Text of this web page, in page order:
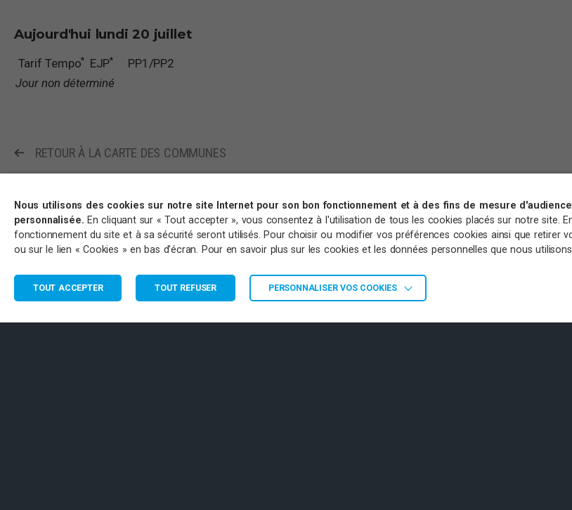
Aujourd'hui lundi 20 juillet
Tarif Tempo* EJP*
PP1/PP2
Jour non déterminé
RETOUR À LA CARTE DES COMMUNES
Nous utilisons des cookies sur notre site Internet pour son bon fonctionnement et à des fins de mesure
personnalisée. En cliquant sur « Tout accepter », vous consentez à l'utilisation de tous les cookies placés sur notre site.
fonctionnement du site et à sa sécurité seront utilisés. Pour choisir ou modifier vos préférences cookies ainsi que retirer
ou sur le lien « Cookies » en bas d'écran. Pour en savoir plus sur les cookies et les données personnelles que nous
TOUT ACCEPTER TOUT REFUSER PERSONNALISER VOS COOKIES